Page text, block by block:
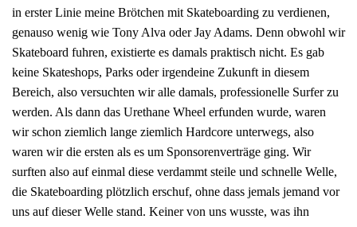
in erster Linie meine Brötchen mit Skateboarding zu verdienen,
genauso wenig wie Tony Alva oder Jay Adams. Denn obwohl wir
Skateboard fuhren, existierte es damals praktisch nicht. Es gab
keine Skateshops, Parks oder irgendeine Zukunft in diesem
Bereich, also versuchten wir alle damals, professionelle Surfer zu
werden. Als dann das Urethane Wheel erfunden wurde, waren
wir schon ziemlich lange ziemlich Hardcore unterwegs, also
waren wir die ersten als es um Sponsorenverträge ging. Wir
surften also auf einmal diese verdammt steile und schnelle Welle,
die Skateboarding plötzlich erschuf, ohne dass jemals jemand vor
uns auf dieser Welle stand. Keiner von uns wusste, was ihn